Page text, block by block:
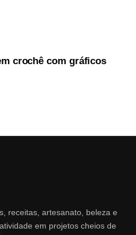
crochê com gráficos
receitas, artesanato, beleza e
em projetos cheios de